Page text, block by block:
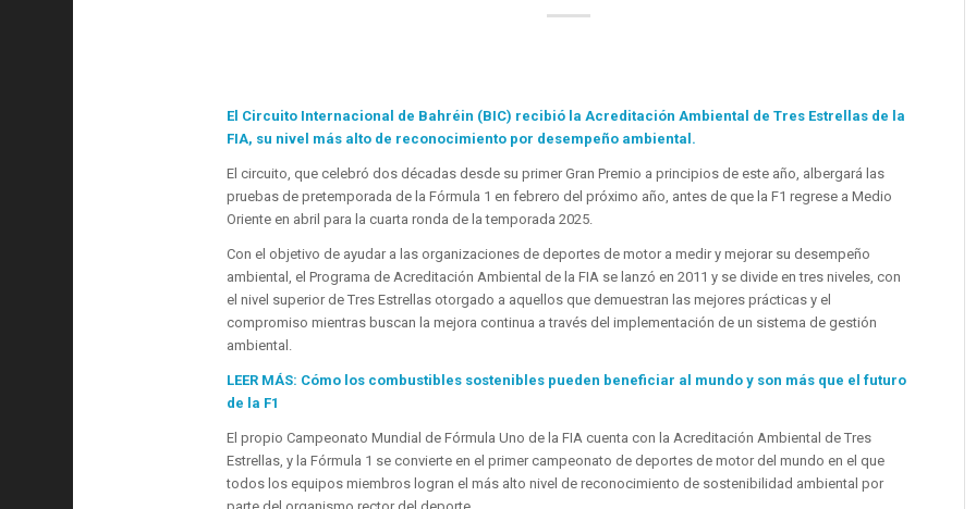
El Circuito Internacional de Bahréin (BIC) recibió la Acreditación Ambiental de Tres Estrellas de la
FIA, su nivel más alto de reconocimiento por desempeño ambiental.
El circuito, que celebró dos décadas desde su primer Gran Premio a principios de este año, albergará las
pruebas de pretemporada de la Fórmula 1 en febrero del próximo año, antes de que la F1 regrese a Medio
Oriente en abril para la cuarta ronda de la temporada 2025.
Con el objetivo de ayudar a las organizaciones de deportes de motor a medir y mejorar su desempeño
ambiental, el Programa de Acreditación Ambiental de la FIA se lanzó en 2011 y se divide en tres niveles, con
el nivel superior de Tres Estrellas otorgado a aquellos que demuestran las mejores prácticas y el
compromiso mientras buscan la mejora continua a través del implementación de un sistema de gestión
ambiental.
LEER MÁS: Cómo los combustibles sostenibles pueden beneficiar al mundo y son más que el futuro
de la F1
El propio Campeonato Mundial de Fórmula Uno de la FIA cuenta con la Acreditación Ambiental de Tres
Estrellas, y la Fórmula 1 se convierte en el primer campeonato de deportes de motor del mundo en el que
todos los equipos miembros logran el más alto nivel de reconocimiento de sostenibilidad ambiental por